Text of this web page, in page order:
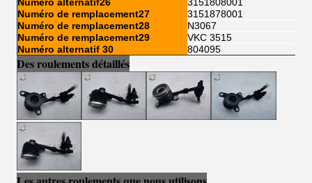
Numéro de remplacement27
3151878001
Numéro de remplacement28
N3067
Numéro de remplacement29
VKC 3515
Numéro alternatif 30
804095
Des roulements détaillés